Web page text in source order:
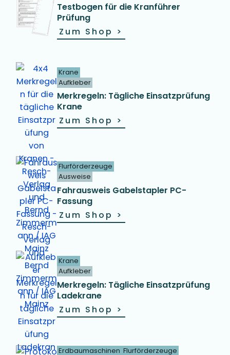
Testbogen für die Kranführer
Prüfung
Zum Shop >
Krane
Aufkleber
Merkregeln: Tägliche Einsatzprüfung
Krane
Zum Shop >
Flurförderzeuge
Ausweise
Fahrausweis Gabelstapler PC-
Fassung
Zum Shop >
Krane
Aufkleber
Merkregeln: Tägliche Einsatzprüfung
Ladekrane
Zum Shop >
Erdbaumaschinen Flurförderzeuge